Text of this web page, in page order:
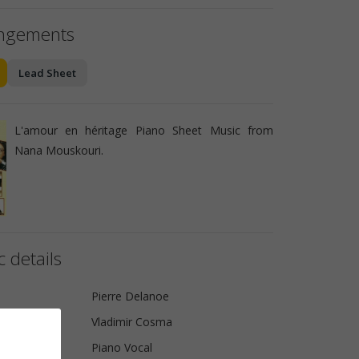
Lead Sheet
L'amour en héritage Piano Sheet Music from
Nana Mouskouri.
details
Pierre Delanoe
Vladimir Cosma
Piano Vocal